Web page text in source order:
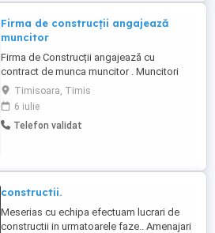
Firma de construcții angajează
muncitor
Firma de Construcții angajează cu
contract de munca muncitor . Muncitori
finisori Zugravi Montatori gips carton
Montatori gresie faianță Fierari Dulgheri
Timisoara, Timis
6 iulie
Telefon validat
constructii.
Meserias cu echipa efectuam lucrari de
constructii in urmatoarele faze.. Amenajari